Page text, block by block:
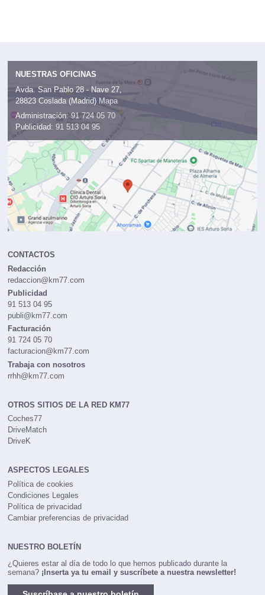
NUESTRAS OFICINAS
Avda. San Pablo 28 - Nave 27,
28823 Coslada (Madrid) Mapa
Administración: 91 724 05 70
Publicidad: 91 513 04 95
CONTACTOS
Redacción
redaccion@km77.com
Publicidad
91 513 04 95
publi@km77.com
Facturación
91 724 05 70
facturacion@km77.com
Trabaja con nosotros
rrhh@km77.com
OTROS SITIOS DE LA RED KM77
Coches77
DriveMatch
DriveK
ASPECTOS LEGALES
Política de cookies
Condiciones Legales
Política de privacidad
Cambiar preferencias de privacidad
NUESTRO BOLETÍN
¿Quieres estar al día de todo lo que hemos publicado durante la
semana? ¡Inserta ya tu email y suscríbete a nuestra newsletter!